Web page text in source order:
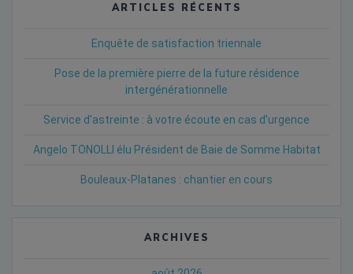
ARTICLES RÉCENTS
Enquête de satisfaction triennale
Pose de la première pierre de la future résidence
intergénérationnelle
Service d’astreinte : à votre écoute en cas d’urgence
Angelo TONOLLI élu Président de Baie de Somme Habitat
Bouleaux-Platanes : chantier en cours
ARCHIVES